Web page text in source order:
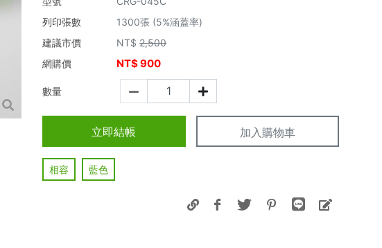
列印張數
1300張 (5%涵蓋率)
建議市價
NT$ 2,500
網購價
NT$900
數量
立即結帳 加入購物車
相容 藍色